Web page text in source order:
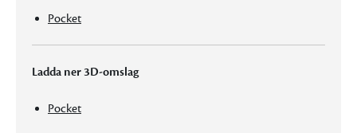
Pocket
Ladda ner 3D-omslag
Pocket